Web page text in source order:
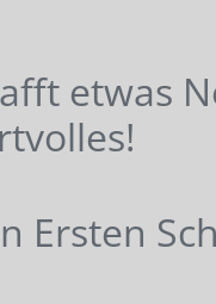
etwas
Ersten